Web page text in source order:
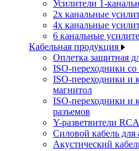
Усилители 1-
2х канальные
4х канальные
6 канальные
Кабельная продукция
Оплетка защитная
ISO-переходники
ISO-переходники и
магнитол
ISO-переходники и
разъемов
Y-разветвители RCA
Силовой кабель для
Акустический